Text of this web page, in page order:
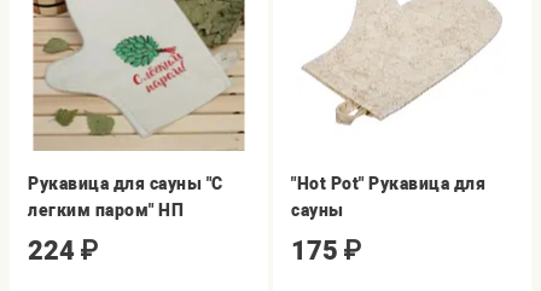
Рукавица для сауны "С
легким паром" НП
224 ₽
"Hot Pot" Рукавица для
сауны
175 ₽